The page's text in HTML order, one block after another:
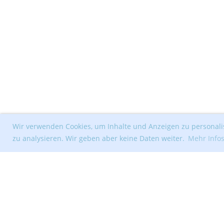
Wir verwenden Cookies, um Inhalte und Anzeigen zu
zu analysieren. Wir geben aber keine Daten weiter. Mehr Infos